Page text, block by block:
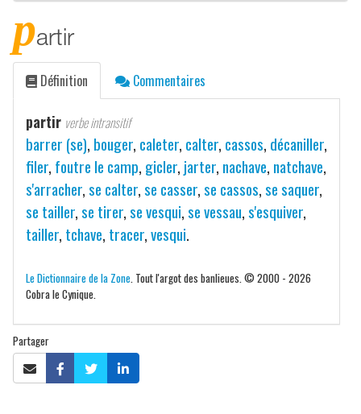
partir
Définition Commentaires
partir verbe intransitif
barrer (se), bouger, caleter, calter, cassos, décaniller,
filer, foutre le camp, gicler, jarter, nachave, natchave,
s'arracher,se calter,se casser,se cassos,se saquer,
se tailler,se tirer,se vesqui,se vessau,s'esquiver,
tailler, tchave, tracer,vesqui.
Le Dictionnaire de la Zone . Tout l'argot des banlieues. © 2000 - 2026
Cobra le Cynique.
Partager